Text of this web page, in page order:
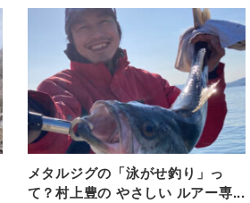
メタルジグの「泳がせ釣り」っ
て？村上豊の やさしい ルアー専...